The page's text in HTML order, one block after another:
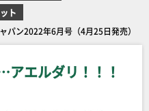
ト
ン2022年6月号（4月25日発売）
エルダリ！！！